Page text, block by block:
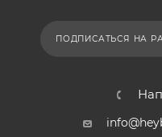
ПОДПИСАТЬСЯ НА